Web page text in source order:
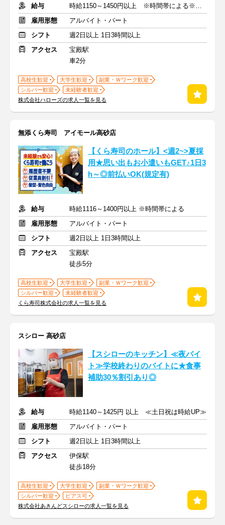
給与
時給1150～1450円以上 ※時間帯による※交通費支給
雇用形態
アルバイト・パート
シフト
週2日以上 1日3時間以上
アクセス
宝殿駅
車2分
高校生歓迎 大学生歓迎
副業・Ｗワーク歓迎
シルバー歓迎
未経験者歓迎
株式会社ハローズの求人一覧を見る
無添くら寿司 アイモール高砂店
【くら寿司のホール】<週2~>夏採
用★思い出もお小遣いもGET♪1日3
h～◎前払いOK(規定有)
給与
時給1116～1400円以上 ※時間帯による
雇用形態
アルバイト・パート
シフト
週2日以上 1日3時間以上
アクセス
宝殿駅
徒歩5分
高校生歓迎 大学生歓迎
副業・Ｗワーク歓迎
シルバー歓迎
未経験者歓迎
くら寿司株式会社の求人一覧を見る
スシロー 高砂店
【スシローのキッチン】≪夜バイ
ト≫学校終わりのバイトに★食事
補助30％割引あり◎
給与
時給1140～1425円 以上 ≪土日祝は時給UP≫
雇用形態
アルバイト・パート
シフト
週2日以上 1日3時間以上
アクセス
伊保駅
徒歩18分
高校生歓迎 大学生歓迎
副業・Ｗワーク歓迎
シルバー歓迎
ピアス可
株式会社あきんどスシローの求人一覧を見る